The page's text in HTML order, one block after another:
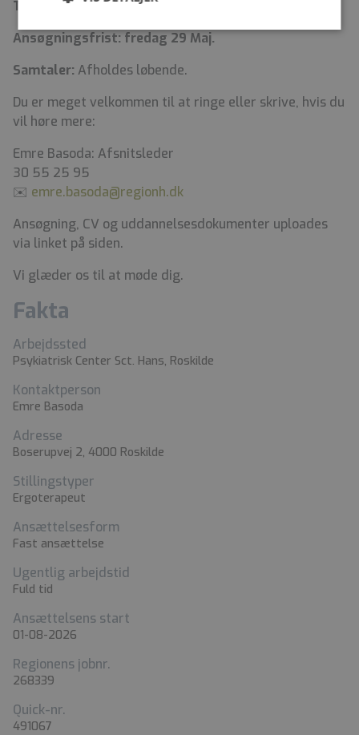
Tiltrædelse:1. August 2026 eller efter aftale.
Ansøgningsfrist: fredag 29 Maj.
Samtaler: Afholdes løbende.
Du er meget velkommen til at ringe eller skrive, hvis du
vil høre mere:
Emre Basoda: Afsnitsleder
30 55 25 95
✉️ emre.basoda@regionh.dk
Ansøgning, CV og uddannelsesdokumenter uploades
via linket på siden.
Vi glæder os til at møde dig.
Fakta
Arbejdssted
Psykiatrisk Center Sct. Hans, Roskilde
Kontaktperson
Emre Basoda
Adresse
Boserupvej 2, 4000 Roskilde
Stillingstyper
Ergoterapeut
Ansættelsesform
Fast ansættelse
Ugentlig arbejdstid
Fuld tid
Ansættelsens start
01-08-2026
Regionens jobnr.
268339
Quick-nr.
491067